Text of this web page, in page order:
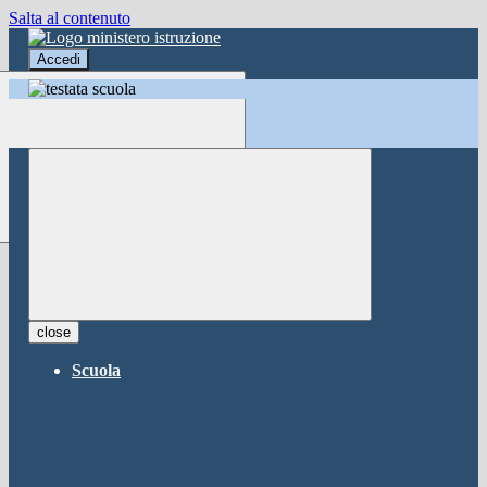
Salta al contenuto
Accedi
Accedi
button close ×
close
Scuola